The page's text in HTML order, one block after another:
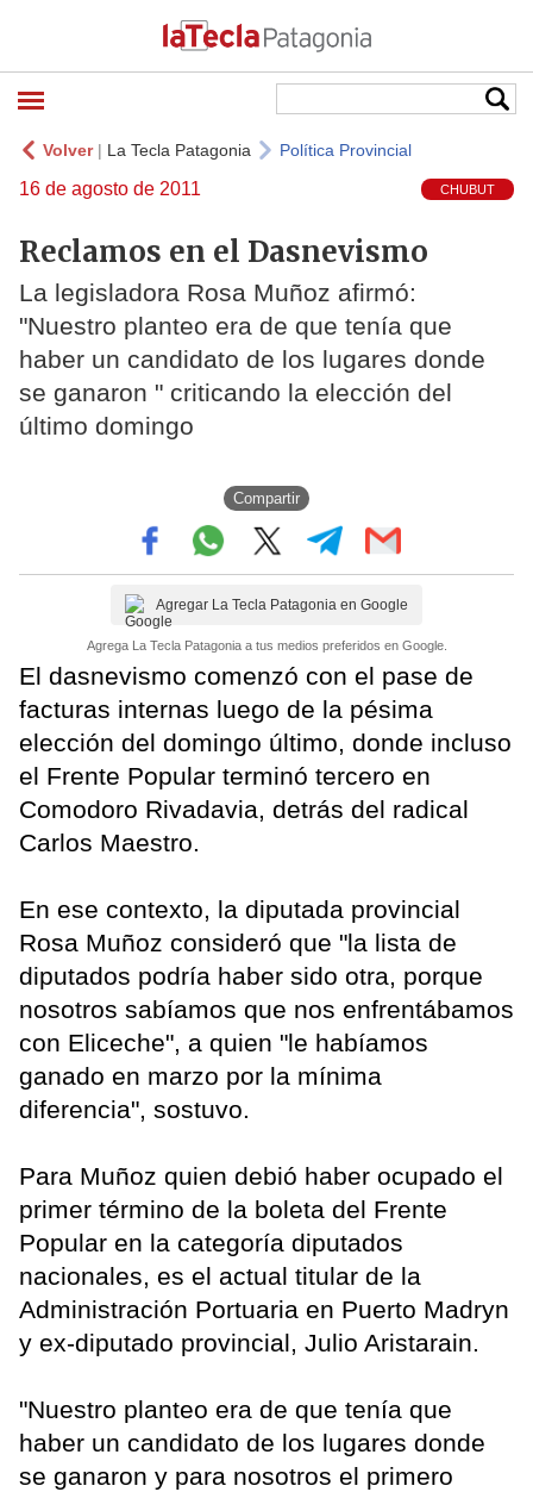
Volver| La Tecla Patagonia Política Provincial
16 de agosto de 2011 CHUBUT
Reclamos en el Dasnevismo
La legisladora Rosa Muñoz afirmó:
"Nuestro planteo era de que tenía que
haber un candidato de los lugares donde
se ganaron " criticando la elección del
último domingo
Compartir
Agregar La Tecla Patagonia en Google
Agrega La Tecla Patagonia a tus medios preferidos en Google.
El dasnevismo comenzó con el pase de
facturas internas luego de la pésima
elección del domingo último, donde incluso
el Frente Popular terminó tercero en
Comodoro Rivadavia, detrás del radical
Carlos Maestro.
En ese contexto, la diputada provincial
Rosa Muñoz consideró que "la lista de
diputados podría haber sido otra, porque
nosotros sabíamos que nos enfrentábamos
con Eliceche", a quien "le habíamos
ganado en marzo por la mínima
diferencia", sostuvo.
Para Muñoz quien debió haber ocupado el
primer término de la boleta del Frente
Popular en la categoría diputados
nacionales, es el actual titular de la
Administración Portuaria en Puerto Madryn
y ex-diputado provincial, Julio Aristarain.
"Nuestro planteo era de que tenía que
haber un candidato de los lugares donde
se ganaron y para nosotros el primero